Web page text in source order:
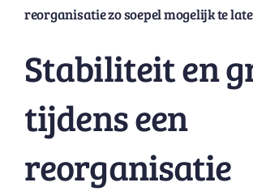
reorganisatie zo soepel mogelijk te
Stabiliteit en
tijdens een
reorganisatie